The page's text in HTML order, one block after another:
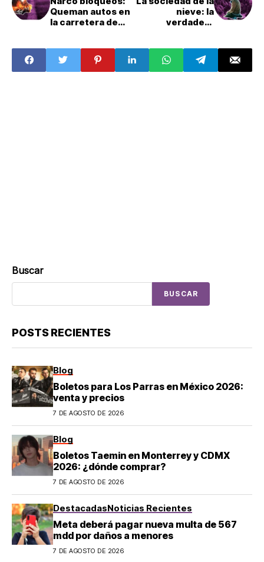
Queman autos en
la carretera de
nieve: la
verdadera
Buscar
BUSCAR
POSTS RECIENTES
Blog
Boletos para Los Parras en México 2026:
venta y precios
7 DE AGOSTO DE 2026
Blog
Boletos Taemin en Monterrey y CDMX
2026: ¿dónde comprar?
7 DE AGOSTO DE 2026
DestacadasNoticias Recientes
Meta deberá pagar nueva multa de 567
mdd por daños a menores
7 DE AGOSTO DE 2026